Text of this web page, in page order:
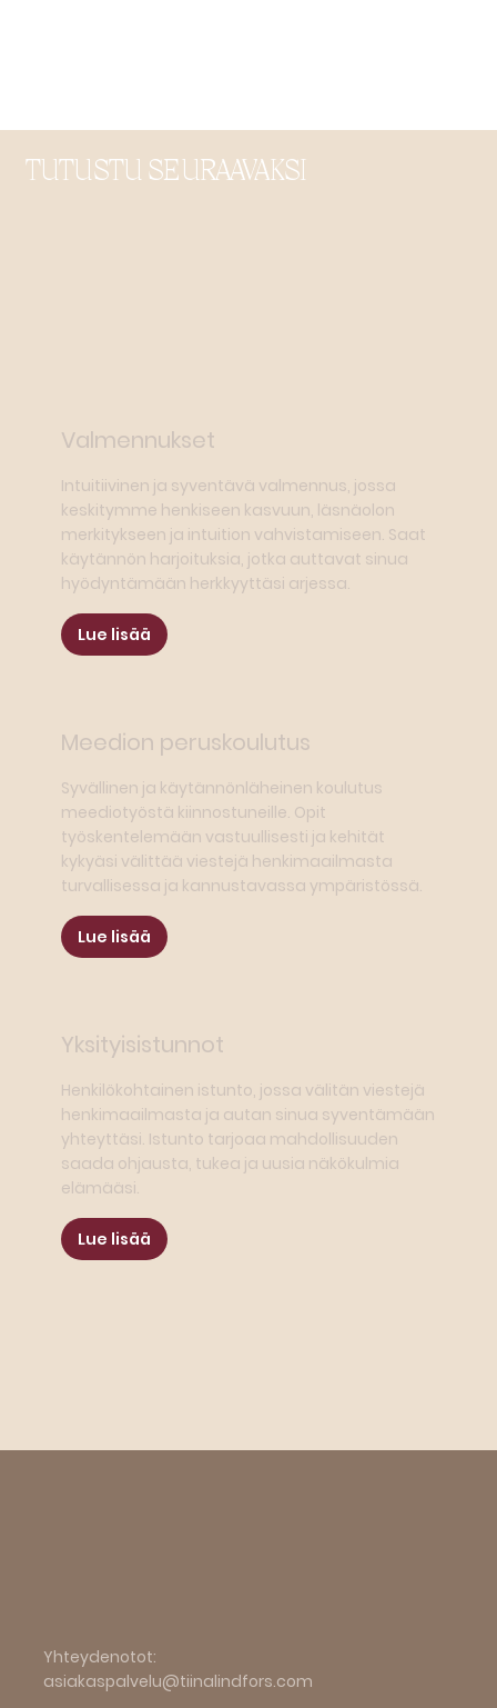
TUTUSTU SEURAAVAKSI
Valmennukset
Intuitiivinen ja syventävä valmennus, jossa
keskitymme henkiseen kasvuun, läsnäolon
merkitykseen ja intuition vahvistamiseen. Saat
käytännön harjoituksia, jotka auttavat sinua
hyödyntämään herkkyyttäsi arjessa.
Lue lisää
Meedion peruskoulutus
Syvällinen ja käytännönläheinen koulutus
meediotyöstä kiinnostuneille. Opit
työskentelemään vastuullisesti ja kehität
kykyäsi välittää viestejä henkimaailmasta
turvallisessa ja kannustavassa ympäristössä.
Lue lisää
Yksityisistunnot
Henkilökohtainen istunto, jossa välitän viestejä
henkimaailmasta ja autan sinua syventämään
yhteyttäsi. Istunto tarjoaa mahdollisuuden
saada ohjausta, tukea ja uusia näkökulmia
elämääsi.
Lue lisää
Yhteydenotot:
asiakaspalvelu@tiinalindfors.com